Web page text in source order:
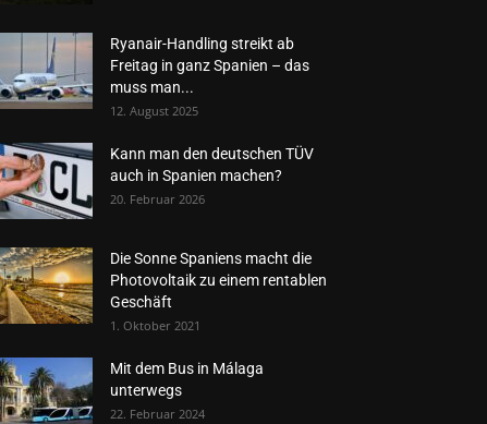
Ryanair-Handling streikt ab
Freitag in ganz Spanien – das
muss man...
12. August 2025
Kann man den deutschen TÜV
auch in Spanien machen?
20. Februar 2026
Die Sonne Spaniens macht die
Photovoltaik zu einem rentablen
Geschäft
1. Oktober 2021
Mit dem Bus in Málaga
unterwegs
22. Februar 2024